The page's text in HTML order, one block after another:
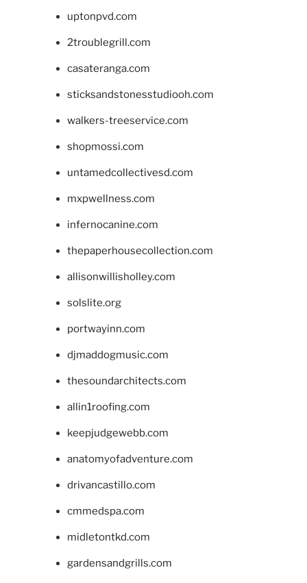
uptonpvd.com
2troublegrill.com
casateranga.com
sticksandstonesstudiooh.com
walkers-treeservice.com
shopmossi.com
untamedcollectivesd.com
mxpwellness.com
infernocanine.com
thepaperhousecollection.com
allisonwillisholley.com
solslite.org
portwayinn.com
djmaddogmusic.com
thesoundarchitects.com
allin1roofing.com
keepjudgewebb.com
anatomyofadventure.com
drivancastillo.com
cmmedspa.com
midletontkd.com
gardensandgrills.com